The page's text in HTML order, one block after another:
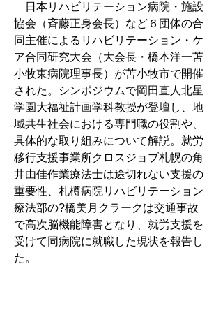
日本リハビリテーション病院・施設
協会（斉藤正身会長）など６団体の合
同主催によるリハビリテーション・ケ
ア合同研究大会（大会長・橋本洋一苫
小牧東病院理事長）が苫小牧市で開催
された。シンポジウムで岡田直人北星
学園大福祉計画学科教授が登壇し、地
域共生社会における専門職の役割や、
具体的な取り組みについて解説。就労
移行支援事業所クロスジョブ札幌の角
井由佳作業療法士は途切れない支援の
重要性、札樽病院リハビリテーション
療法部の?橋美月クラークは交通事故
で高次脳機能障害となり、就労支援を
受けて同病院に就職した現状を報告し
た。